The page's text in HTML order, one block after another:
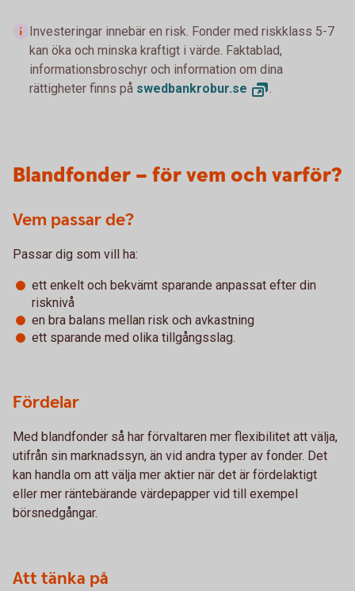
Investeringar innebär en risk. Fonder med riskklass 5-7
kan öka och minska kraftigt i värde. Faktablad,
informationsbroschyr och information om dina
rättigheter finns på swedbankrobur.se .
Blandfonder – för vem och varför?
Vem passar de?
Passar dig som vill ha:
ett enkelt och bekvämt sparande anpassat efter din
risknivå
en bra balans mellan risk och avkastning
ett sparande med olika tillgångsslag.
Fördelar
Med blandfonder så har förvaltaren mer flexibilitet att välja,
utifrån sin marknadssyn, än vid andra typer av fonder. Det
kan handla om att välja mer aktier när det är fördelaktigt
eller mer räntebärande värdepapper vid till exempel
börsnedgångar.
Att tänka på